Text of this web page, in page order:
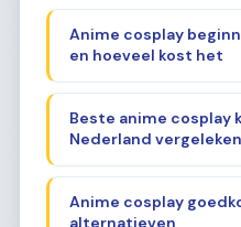
Anime cosplay
en hoeveel kost het
Beste anime cosplay
Nederland vergeleken
Anime cosplay
alternatieven